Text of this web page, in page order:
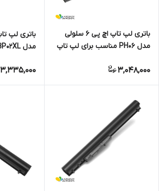
باتری لپ تاپ اچ پی 6 سلولی
مدل PH06 مناسب برای لپ تاپ
3,048,000
15T-AW
3,335,000